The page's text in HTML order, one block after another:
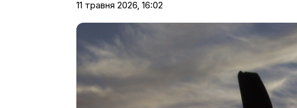
11 травня 2026, 16:02